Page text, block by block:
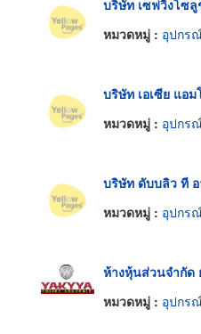
บริษัท เซฟวิ่งโซ
หมวดหมู่ : อุปกร
บริษัท เอเซีย แอ
หมวดหมู่ : อุปกร
บริษัท ดับบลิว ที อ
หมวดหมู่ : อุปกร
ห้างหุ้นส่วนจำกัด
หมวดหมู่ : อุปกร